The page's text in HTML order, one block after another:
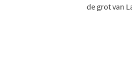
de grot van